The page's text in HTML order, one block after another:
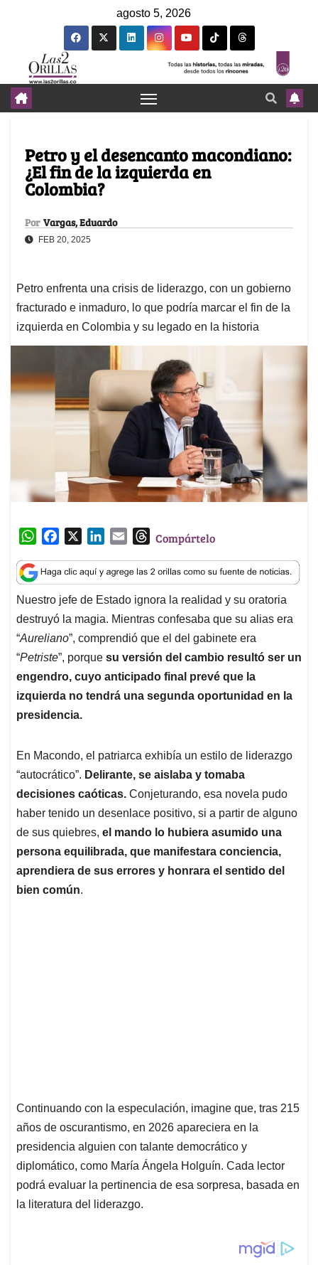
agosto 5, 2026
Petro y el desencanto macondiano:
¿El fin de la izquierda en
Colombia?
Por Vargas, Eduardo
FEB 20, 2025
Petro enfrenta una crisis de liderazgo, con un gobierno
fracturado e inmaduro, lo que podría marcar el fin de la
izquierda en Colombia y su legado en la historia
W
a
t
s
A
p
p
c
e
b
o
o
k
n
k
e
d
I
n
a
i
l
T
r
e
a
d
s
Compártelo
Nuestro jefe de Estado ignora la realidad y su oratoria
destruyó la magia. Mientras confesaba que su alias era
“Aureliano”, comprendió que el del gabinete era
“Petriste”, porque su versión del cambio resultó ser un
engendro, cuyo anticipado final prevé que la
izquierda no tendrá una segunda oportunidad en la
presidencia.
En Macondo, el patriarca exhibía un estilo de liderazgo
“autocrático”. Delirante, se aislaba y tomaba
decisiones caóticas. Conjeturando, esa novela pudo
haber tenido un desenlace positivo, si a partir de alguno
de sus quiebres, el mando lo hubiera asumido una
persona equilibrada, que manifestara conciencia,
aprendiera de sus errores y honrara el sentido del
bien común.
Continuando con la especulación, imagine que, tras 215
años de oscurantismo, en 2026 apareciera en la
presidencia alguien con talante democrático y
diplomático, como María Ángela Holguín. Cada lector
podrá evaluar la pertinencia de esa sorpresa, basada en
la literatura del liderazgo.